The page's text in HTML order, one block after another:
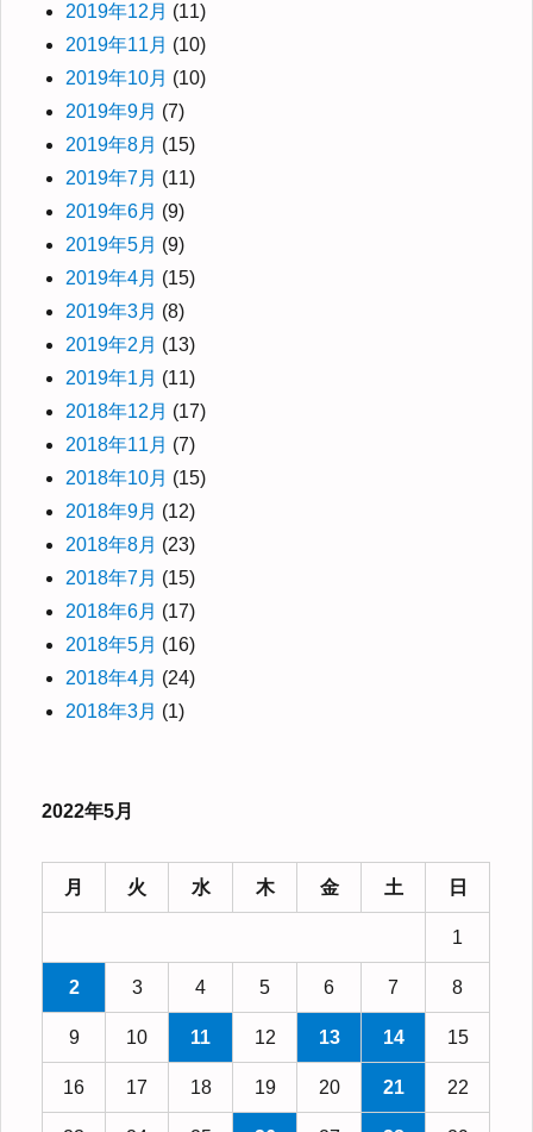
2019年12月 (11)
2019年11月 (10)
2019年10月 (10)
2019年9月 (7)
2019年8月 (15)
2019年7月 (11)
2019年6月 (9)
2019年5月 (9)
2019年4月 (15)
2019年3月 (8)
2019年2月 (13)
2019年1月 (11)
2018年12月 (17)
2018年11月 (7)
2018年10月 (15)
2018年9月 (12)
2018年8月 (23)
2018年7月 (15)
2018年6月 (17)
2018年5月 (16)
2018年4月 (24)
2018年3月 (1)
2022年5月
月 火 水 木 金 土 日
1
2 3 4 5 6 7 8
9 10 11 12 13 14 15
16 17 18 19 20 21 22